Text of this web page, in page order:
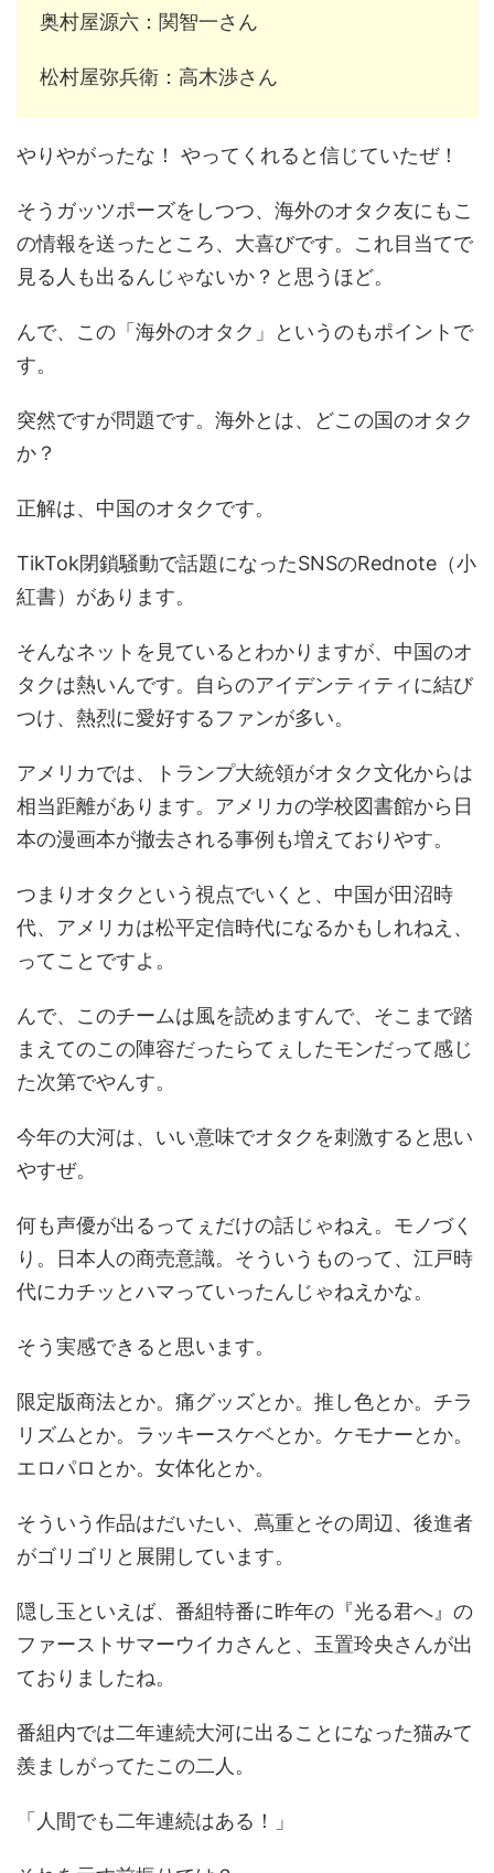
奥村屋源六：関智一さん
松村屋弥兵衛：高木渉さん
やりやがったな！ やってくれると信じていたぜ！
そうガッツポーズをしつつ、海外のオタク友にもこ
の情報を送ったところ、大喜びです。これ目当てで
見る人も出るんじゃないか？と思うほど。
んで、この「海外のオタク」というのもポイントで
す。
突然ですが問題です。海外とは、どこの国のオタク
か？
正解は、中国のオタクです。
TikTok閉鎖騒動で話題になったSNSのRednote（小
紅書）があります。
そんなネットを見ているとわかりますが、中国のオ
タクは熱いんです。自らのアイデンティティに結び
つけ、熱烈に愛好するファンが多い。
アメリカでは、トランプ大統領がオタク文化からは
相当距離があります。アメリカの学校図書館から日
本の漫画本が撤去される事例も増えておりやす。
つまりオタクという視点でいくと、中国が田沼時
代、アメリカは松平定信時代になるかもしれねえ、
ってことですよ。
んで、このチームは風を読めますんで、そこまで踏
まえてのこの陣容だったらてぇしたモンだって感じ
た次第でやんす。
今年の大河は、いい意味でオタクを刺激すると思い
やすぜ。
何も声優が出るってぇだけの話じゃねえ。モノづく
り。日本人の商売意識。そういうものって、江戸時
代にカチッとハマっていったんじゃねえかな。
そう実感できると思います。
限定版商法とか。痛グッズとか。推し色とか。チラ
リズムとか。ラッキースケベとか。ケモナーとか。
エロパロとか。女体化とか。
そういう作品はだいたい、蔦重とその周辺、後進者
がゴリゴリと展開しています。
隠し玉といえば、番組特番に昨年の『光る君へ』の
ファーストサマーウイカさんと、玉置玲央さんが出
ておりましたね。
番組内では二年連続大河に出ることになった猫みて
羨ましがってたこの二人。
「人間でも二年連続はある！」